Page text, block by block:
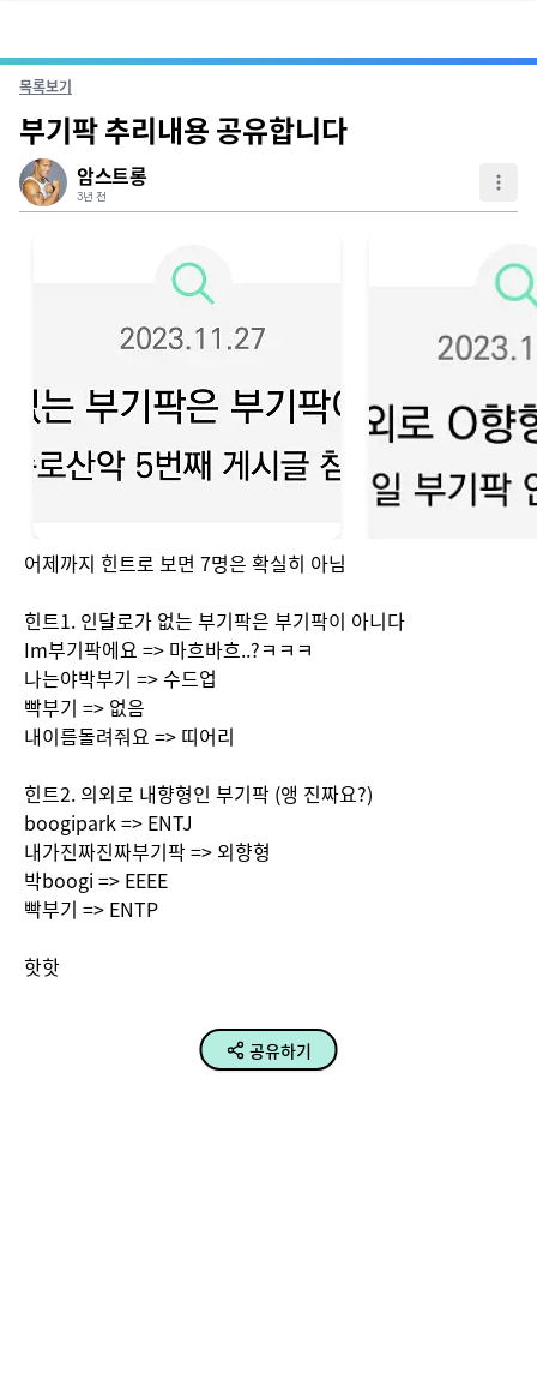
목록보기
부기팍 추리내용 공유합니다
암스트롱
3년 전
어제까지 힌트로 보면 7명은 확실히 아님
힌트1. 인달로가 없는 부기팍은 부기팍이 아니다
Im부기팍에요 => 마흐바흐..?ㅋㅋㅋ
나는야박부기 => 수드업
빡부기 => 없음
내이름돌려줘요 => 띠어리
힌트2. 의외로 내향형인 부기팍 (앵 진짜요?)
boogipark => ENTJ
내가진짜진짜부기팍 => 외향형
박boogi => EEEE
빡부기 => ENTP
핫핫
공유하기